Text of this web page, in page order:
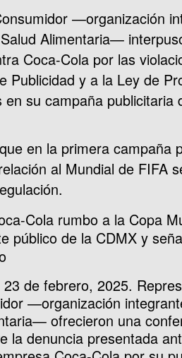
—organización
Alimentaria—
Coca-Cola por las
Publicidad y a la Ley de
en su campaña publicitaria
en la primera campaña
al Mundial de FIFA
de febrero, 2025.
—organización
ofrecieron una
la denuncia presentada